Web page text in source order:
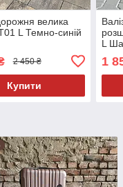
велика
L Темно-синій
2 450 ₴
Купити
L
1